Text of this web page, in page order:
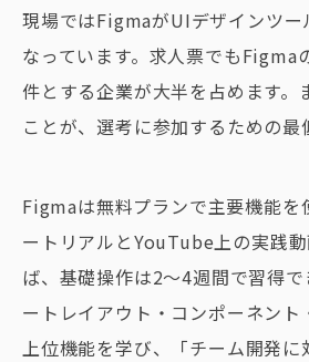
現場ではFigmaがUIデザインツー
なっています。求人票でもFigma
件とする企業が大半を占めます。
ことが、選考に参加するための最
Figmaは無料プランで主要機能を
ートリアルとYouTube上の実践
ば、基礎操作は2〜4週間で習得
ートレイアウト・コンポーネント
上位機能を学び、「チーム開発